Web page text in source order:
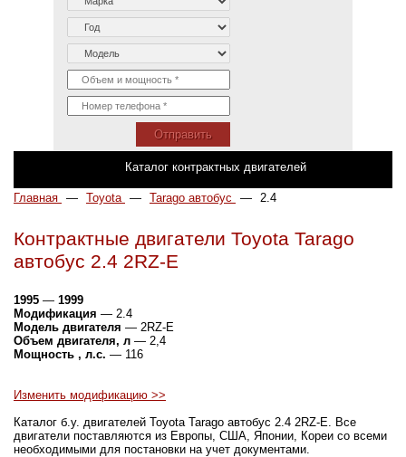
Отправить
Каталог контрактных двигателей
Главная — Toyota — Tarago автобус — 2.4
Контрактные двигатели Toyota Tarago
автобус 2.4 2RZ-E
1995 — 1999
Модификация — 2.4
Модель двигателя — 2RZ-E
Объем двигателя, л — 2,4
Мощность , л.с. — 116
Изменить модификацию >>
Каталог б.у. двигателей Toyota Tarago автобус 2.4 2RZ-E. Все
двигатели поставляются из Европы, США, Японии, Кореи со всеми
необходимыми для постановки на учет документами.